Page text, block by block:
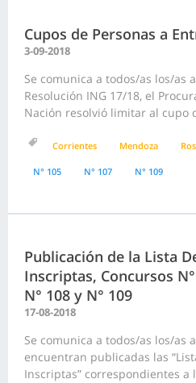
Cupos de Personas a
3-09-2018
Se comunica a todos/as los/as
Resolución ING 17/18, el
Nación resolvió limitar al cupo
Corrientes Mendoza
N° 105 N° 107 N° 109
Publicación de la Lista
Inscriptas, Concursos
N° 108 y N° 109
17-08-2018
Se comunica a todos/as los/as
encuentran publicadas las
Inscriptas” correspondientes a